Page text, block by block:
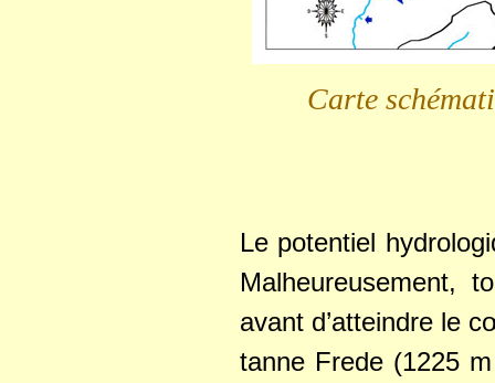
Carte
Le potentiel
Malheureusement,
avant d’atteindre le
tanne Frede (1225